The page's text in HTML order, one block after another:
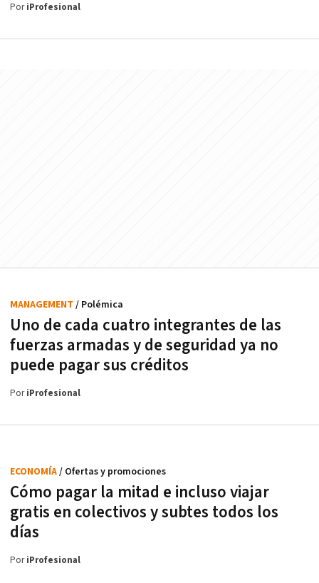
PoriProfesional
Uno de cada cuatro integrantes de las
fuerzas armadas y de seguridad ya no
puede pagar sus créditos
MANAGEMENT / Polémica
PoriProfesional
Cómo pagar la mitad e incluso viajar
gratis en colectivos y subtes todos los
días
ECONOMÍA/ Ofertas y promociones
PoriProfesional